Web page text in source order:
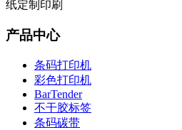
产品中心
条码打印机
彩色打印机
BarTender
不干胶标签
条码碳带